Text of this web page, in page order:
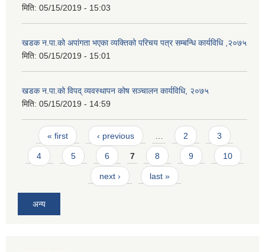
मिति: 05/15/2019 - 15:03
खडक न.पा.को अपांगता भएका व्यक्तिको परिचय पत्र सम्बन्धि कार्यविधि ,२०७५
मिति: 05/15/2019 - 15:01
खडक न.पा.को विपद् व्यवस्थापन कोष सञ्चालन कार्यविधि, २०७५
मिति: 05/15/2019 - 14:59
Pages
« first ‹ previous … 2 3
4 5 6 7 8 9 10
next › last »
अन्य